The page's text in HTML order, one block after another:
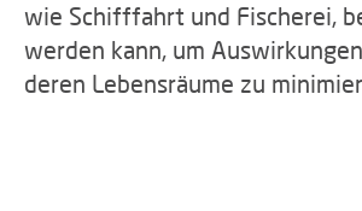
wie Schifffahrt und Fischerei,
werden kann, um
deren Lebensräume zu